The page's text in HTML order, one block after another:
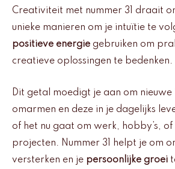
Creativiteit met nummer 31 draait
unieke manieren om je intuïtie te
positieve energie gebruiken om
creatieve oplossingen te bedenken.
Dit getal moedigt je aan om nieuwe
omarmen en deze in je dagelijks
of het nu gaat om werk, hobby’s,
projecten. Nummer 31 helpt je om
versterken en je persoonlijke groei